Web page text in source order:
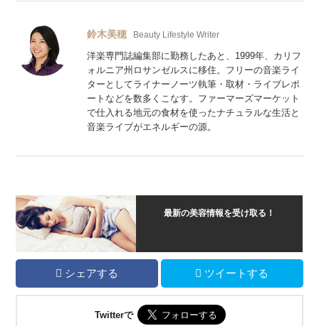
鈴木美穂 Beauty Lifestyle Writer
洋楽専門誌編集部に勤務したあと、1999年、カリフ
ォルニア州ロサンゼルスに移住。フリーの音楽ライ
ターとしてライナーノーツ執筆・取材・ライブレポ
ートなどを数多くこなす。ファーマーズマーケット
で仕入れる地元の食材を使ったナチュラルな生活と
音楽ライブがエネルギーの源。
最新の美容情報を受け取る！
シェアする ツイートする
Twitterで